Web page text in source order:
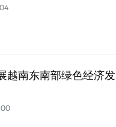
越南东南部绿色经济发